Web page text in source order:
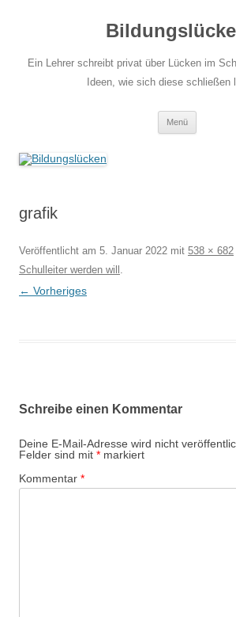
Ein Lehrer schreibt privat über Lücken im
Ideen, wie sich diese schließen
Menü
grafik
Veröffentlicht am 5. Januar 2022 mit 538 × 682
Schulleiter werden will .
← Vorheriges
Schreibe einen Kommentar
Deine E-Mail-Adresse wird nicht
Felder sind mit * markiert
Kommentar *